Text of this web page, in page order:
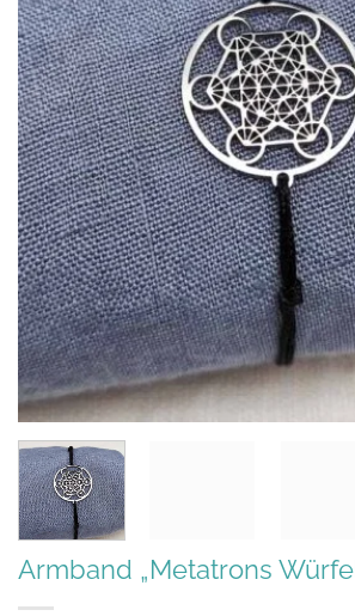
Armband „Metatrons